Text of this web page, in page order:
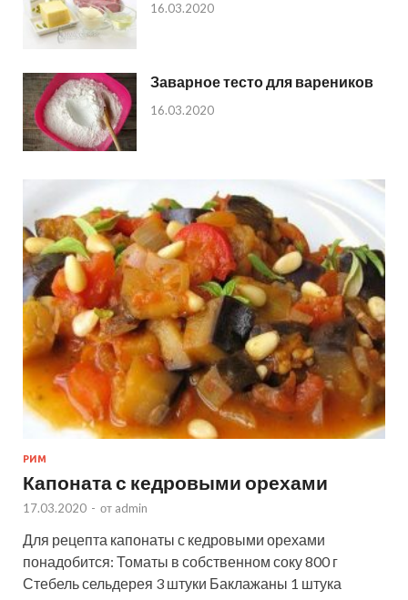
16.03.2020
Заварное тесто для вареников
16.03.2020
РИМ
Капоната с кедровыми орехами
17.03.2020 - от admin
Для рецепта капонаты с кедровыми орехами
понадобится: Томаты в собственном соку 800 г
Стебель сельдерея 3 штуки Баклажаны 1 штука